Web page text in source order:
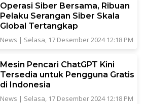
Operasi Siber Bersama, Ribuan
Pelaku Serangan Siber Skala
Global Tertangkap
News | Selasa, 17 Desember 2024 12:18 PM
Mesin Pencari ChatGPT Kini
Tersedia untuk Pengguna Gratis
di Indonesia
News | Selasa, 17 Desember 2024 12:18 PM